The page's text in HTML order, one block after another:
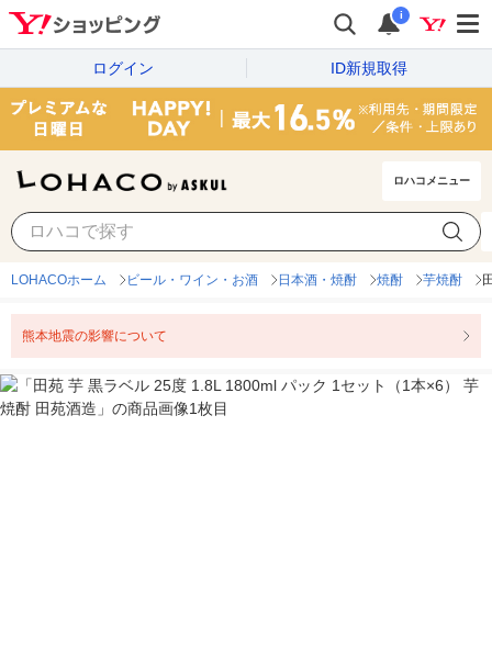
i
ログイン ID新規取得
ロハコメニュー
LOHACOホーム ビール・ワイン・お酒 日本酒・焼酎 焼酎 芋焼酎
熊本地震の影響について